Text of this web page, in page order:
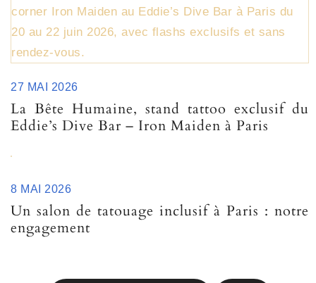
27 MAI 2026
La Bête Humaine, stand tattoo exclusif du
Eddie’s Dive Bar – Iron Maiden à Paris
8 MAI 2026
Un salon de tatouage inclusif à Paris : notre
engagement